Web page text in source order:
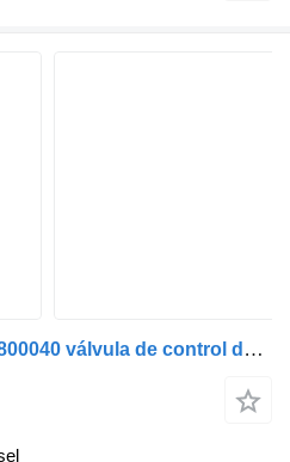
WABCO FH (01.05-) 4728800040 válvula de control de freno para Volvo FH12, FH16, NH12, FH, VNL780 (1993-2014) cabeza tractora